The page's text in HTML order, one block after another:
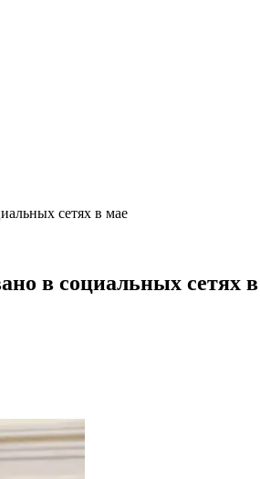
сетях в мае
в социальных сетях